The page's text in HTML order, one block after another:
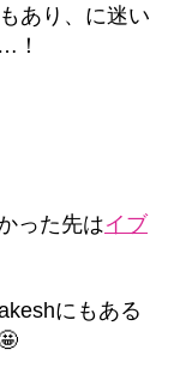
あり、に迷い
！
った先はイブ
にもある